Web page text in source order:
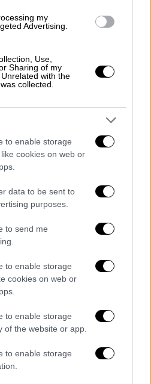
my
Advertising.
Use,
Sharing of my
with the
collected.
to enable storage
cookies on web or
data to be sent to
purposes.
to send me
to enable storage
cookies on web or
to enable storage
of the website or app.
to enable storage
είχε προχωρήσει
αξίας
σε χέρια
γίνεται κατά του
είναι
για τη νομιμοποίηση
που διασφαλίζουν για
και η πρόσφατη
Αρχές
bitcoinπου είχαν ζητηθεί
η ανωνυμία δεν
ότι δεν θα
θα κατασχεθούν τα